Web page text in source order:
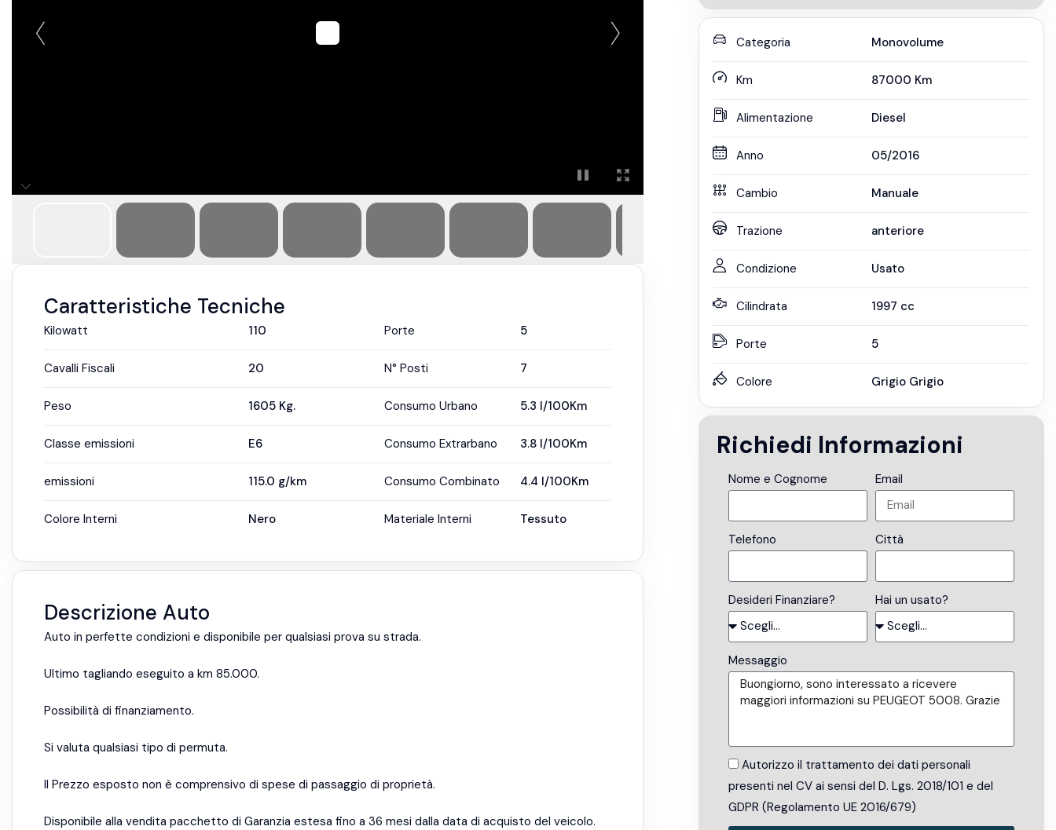
Caratteristiche Tecniche
Kilowatt 110
Cavalli Fiscali 20
Peso 1605 Kg.
Classe emissioni E6
emissioni 115.0 g/km
Colore Interni Nero
Porte 5
N° Posti 7
Consumo Urbano 5.3 l/100Km
Consumo Extrarbano 3.8 l/100Km
Consumo Combinato 4.4 l/100Km
Materiale Interni Tessuto
Descrizione Auto
Auto in perfette condizioni e disponibile per qualsiasi prova su strada.
Ultimo tagliando eseguito a km 85.000.
Possibilità di finanziamento.
Si valuta qualsiasi tipo di permuta.
Il Prezzo esposto non è comprensivo di spese di passaggio di proprietà.
Disponibile alla vendita pacchetto di Garanzia estesa fino a 36 mesi dalla data di acquisto del veicolo.
Categoria Monovolume
Km 87000 Km
Alimentazione Diesel
Anno 05/2016
Cambio Manuale
Trazione anteriore
Condizione Usato
Cilindrata 1997 cc
Porte 5
Colore Grigio Grigio
Richiedi Informazioni
Nome e Cognome Email
Telefono Città
Desideri Finanziare? Hai un usato?
Messaggio
Autorizzo il trattamento dei dati personali
presenti nel CV ai sensi del D. Lgs. 2018/101 e del
GDPR (Regolamento UE 2016/679)